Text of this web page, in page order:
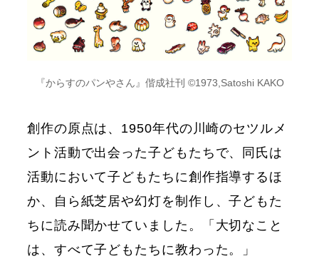
『からすのパンやさん』偕成社刊 ©1973,Satoshi KAKO
創作の原点は、1950年代の川崎のセツルメ
ント活動で出会った子どもたちで、同氏は
活動において子どもたちに創作指導するほ
か、自ら紙芝居や幻灯を制作し、子どもた
ちに読み聞かせていました。「大切なこと
は、すべて子どもたちに教わった。」